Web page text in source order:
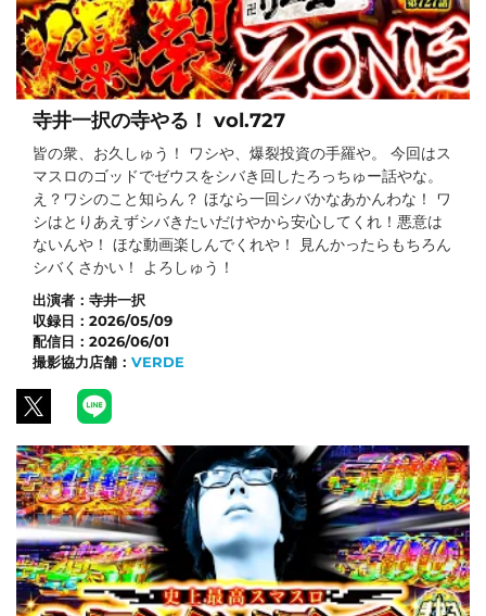
寺井一択の寺やる！ vol.727
皆の衆、お久しゅう！ ワシや、爆裂投資の手羅や。 今回はス
マスロのゴッドでゼウスをシバき回したろっちゅー話やな。
え？ワシのこと知らん？ ほなら一回シバかなあかんわな！ ワ
シはとりあえずシバきたいだけやから安心してくれ！悪意は
ないんや！ ほな動画楽しんでくれや！ 見んかったらもちろん
シバくさかい！ よろしゅう！
出演者： 寺井一択
収録日： 2026/05/09
配信日： 2026/06/01
撮影協力店舗： VERDE